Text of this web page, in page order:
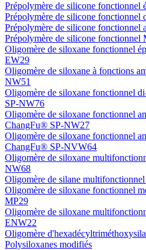
Prépolymère de silicone
Prépolymère de silicone
Prépolymère de silicone
Prépolymère de silicone
Oligomère de siloxane fonctionnel
EW29
Oligomère de siloxane à fonctions
NW51
Oligomère de siloxane fonctionnel
SP-NW76
Oligomère de siloxane fonctionnel
ChangFu® SP-NW27
Oligomère de siloxane fonctionnel
ChangFu® SP-NVW64
Oligomère de siloxane
NW68
Oligomère de silane
Oligomère de siloxane fonctionnel
MP29
Oligomère de siloxane
ENW22
Oligomère
Polysiloxanes modifiés